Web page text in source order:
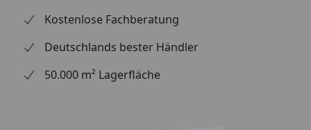
Kostenlose Fachberatung
Deutschlands bester Händler
50.000 m² Lagerfläche